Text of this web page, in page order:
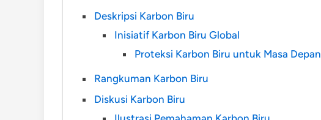
Deskripsi Karbon Biru
Inisiatif Karbon Biru Global
Proteksi Karbon Biru untuk Masa Depan
Rangkuman Karbon Biru
Diskusi Karbon Biru